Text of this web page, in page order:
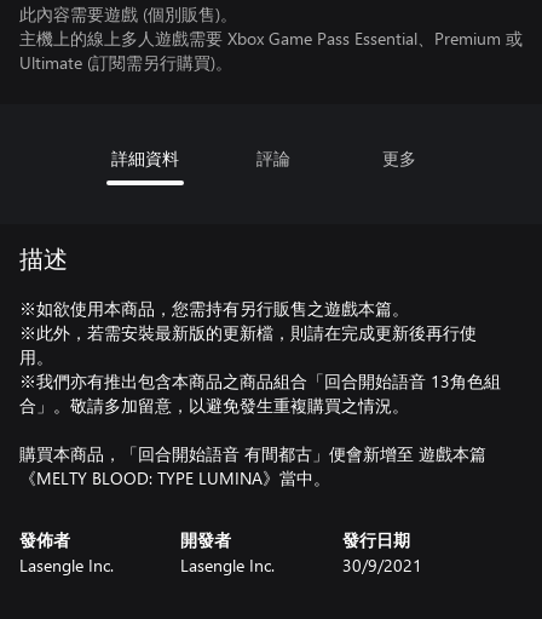
此內容需要遊戲 (個別販售)。
主機上的線上多人遊戲需要 Xbox Game Pass Essential、Premium 或
Ultimate (訂閱需另行購買)。
詳細資料 評論 更多
描述
※如欲使用本商品，您需持有另行販售之遊戲本篇。
※此外，若需安裝最新版的更新檔，則請在完成更新後再行使
用。
※我們亦有推出包含本商品之商品組合「回合開始語音 13角色組
合」。敬請多加留意，以避免發生重複購買之情況。
購買本商品，「回合開始語音 有間都古」便會新增至 遊戲本篇
《MELTY BLOOD: TYPE LUMINA》當中。
發佈者
Lasengle Inc.
開發者
Lasengle Inc.
發行日期
30/9/2021